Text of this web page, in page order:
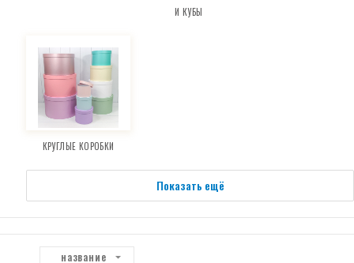
И КУБЫ
КРУГЛЫЕ КОРОБКИ
Показать ещё
название